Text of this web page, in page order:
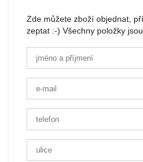
Zde můžete zboží objednat,
zeptat :-) Všechny položky